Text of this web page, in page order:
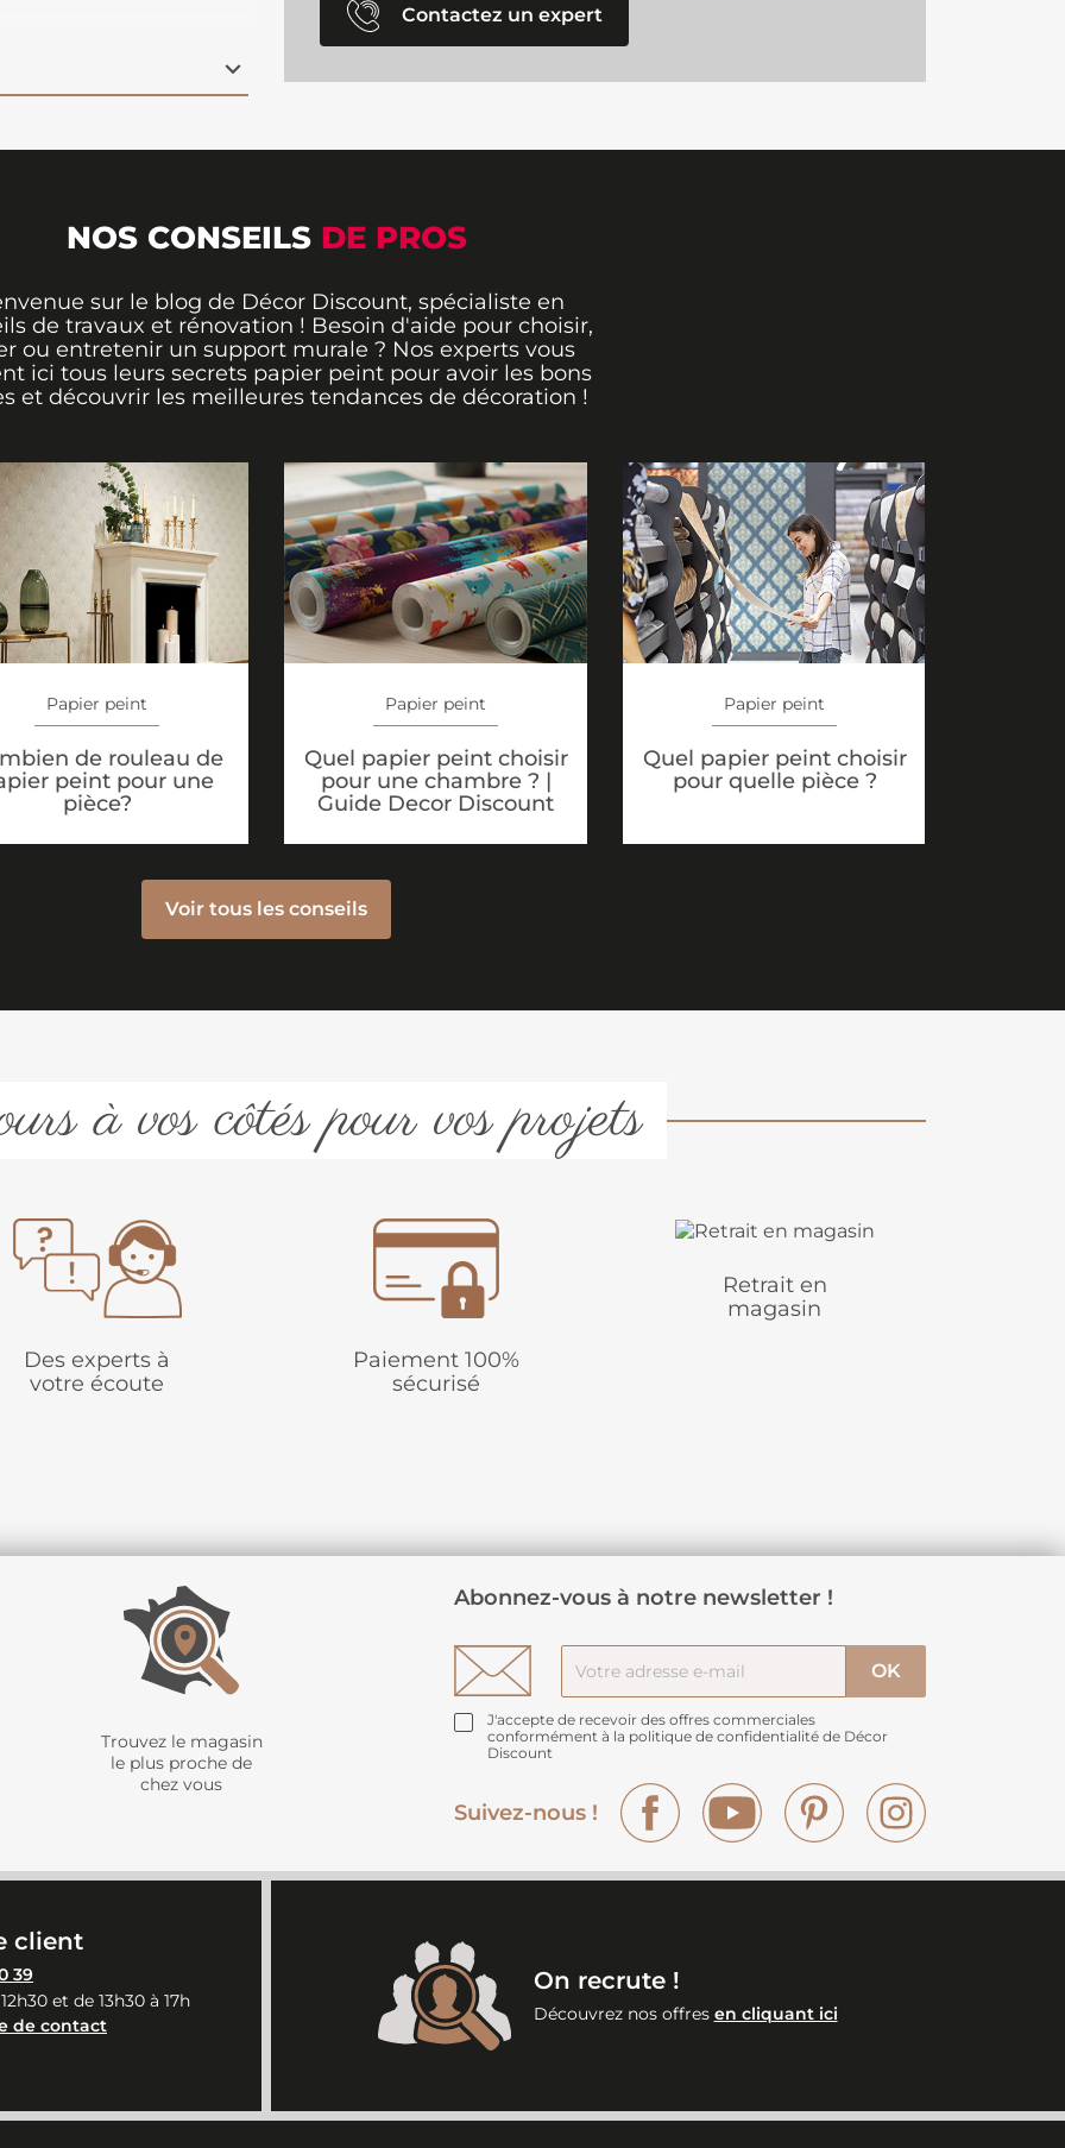
coloré, ce papier
composition en
et amusante à la
Contactez un expert
NOS CONSEILS DE PROS
sur le blog de Décor Discount, spécialiste en
de travaux et rénovation ! Besoin d'aide pour choisir,
ou entretenir un support murale ? Nos experts vous
ici tous leurs secrets papier peint pour avoir les bons
et découvrir les meilleures tendances de décoration !
Papier peint
de rouleau de
peint pour une
pièce?
Papier peint
Quel papier peint choisir
pour une chambre ? |
Guide Decor Discount
Papier peint
Quel papier peint choisir
pour quelle pièce ?
Voir tous les conseils
à vos côtés pour vos projets
Des experts à
votre écoute
Paiement 100%
sécurisé
Retrait en
magasin
Trouvez le magasin
le plus proche de
chez vous
Abonnez-vous à notre newsletter !
J'accepte de recevoir des offres commerciales
conformément à la politique de confidentialité de Décor
Discount
Suivez-nous !
Facebook YouTube Pinterest
client
39
et de 13h30 à 17h
de contact
On recrute !
Découvrez nos offres en cliquant ici